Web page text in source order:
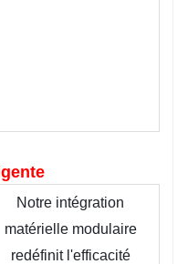
Notre intégration
matérielle modulaire
redéfinit l'efficacité